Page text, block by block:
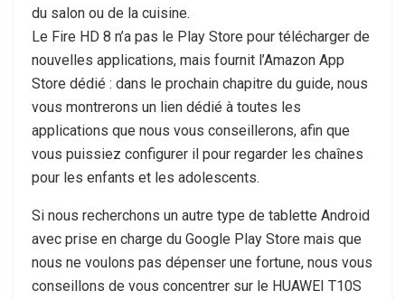
du salon ou de la cuisine.
Le Fire HD 8 n’a pas le Play Store pour télécharger de
nouvelles applications, mais fournit l’Amazon App
Store dédié : dans le prochain chapitre du guide, nous
vous montrerons un lien dédié à toutes les
applications que nous vous conseillerons, afin que
vous puissiez configurer il pour regarder les chaînes
pour les enfants et les adolescents.
Si nous recherchons un autre type de tablette Android
avec prise en charge du Google Play Store mais que
nous ne voulons pas dépenser une fortune, nous vous
conseillons de vous concentrer sur le HUAWEI T10S